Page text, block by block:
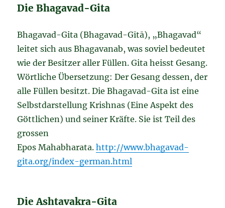
Die Bhagavad-Gita
Bhagavad-Gita (Bhagavad-Gītā), „Bhagavad“
leitet sich aus Bhagavanab, was soviel bedeutet
wie der Besitzer aller Füllen. Gita heisst Gesang.
Wörtliche Übersetzung: Der Gesang dessen, der
alle Füllen besitzt. Die Bhagavad-Gita ist eine
Selbstdarstellung Krishnas (Eine Aspekt des
Göttlichen) und seiner Kräfte. Sie ist Teil des
grossen
Epos Mahabharata.http://www.bhagavad-
gita.org/index-german.html
Die Ashtavakra-Gita